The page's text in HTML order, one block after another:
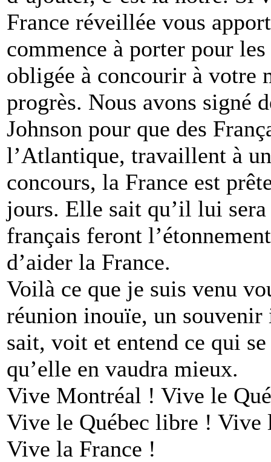
France réveillée vous
commence à porter pour
obligée à concourir à votre
progrès. Nous avons signé
Johnson pour que des
l’Atlantique, travaillent à
concours, la France est
jours. Elle sait qu’il lui
français feront
d’aider la France.
Voilà ce que je suis venu
réunion inouïe, un
sait, voit et entend ce qui
qu’elle en vaudra mieux.
Vive Montréal ! Vive le
Vive le Québec libre ! Vive
Vive la France !